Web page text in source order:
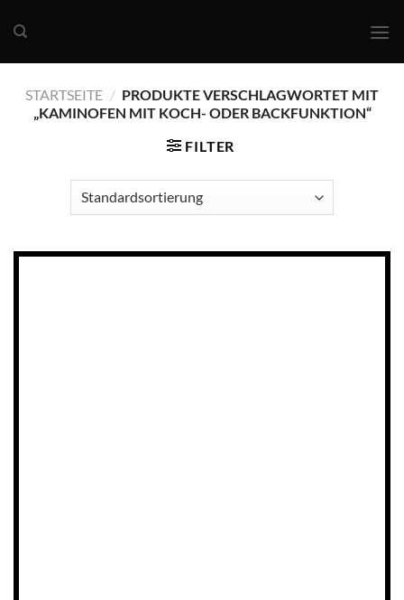
STARTSEITE / PRODUKTE VERSCHLAGWORTET MIT
„KAMINOFEN MIT KOCH- ODER BACKFUNKTION“
FILTER